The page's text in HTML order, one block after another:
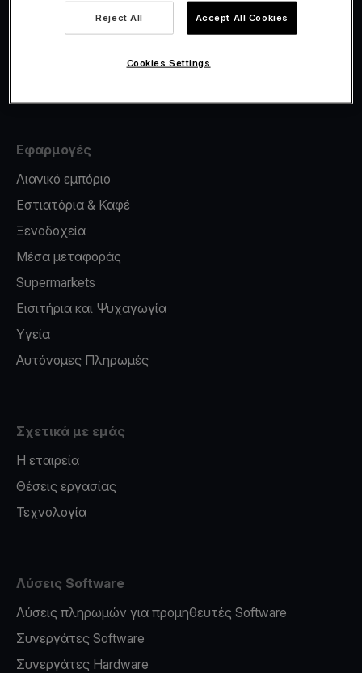
Έκδοση καρτών
Εφαρμογές
Λιανικό εμπόριο
Εστιατόρια & Καφέ
Ξενοδοχεία
Μέσα μεταφοράς
Supermarkets
Εισιτήρια και Ψυχαγωγία
Υγεία
Αυτόνομες Πληρωμές
Σχετικά με εμάς
Η εταιρεία
Θέσεις εργασίας
Τεχνολογία
Λύσεις Software
Λύσεις πληρωμών για προμηθευτές Software
Συνεργάτες Software
Συνεργάτες Hardware
Reject All Accept All Cookies
Cookies Settings